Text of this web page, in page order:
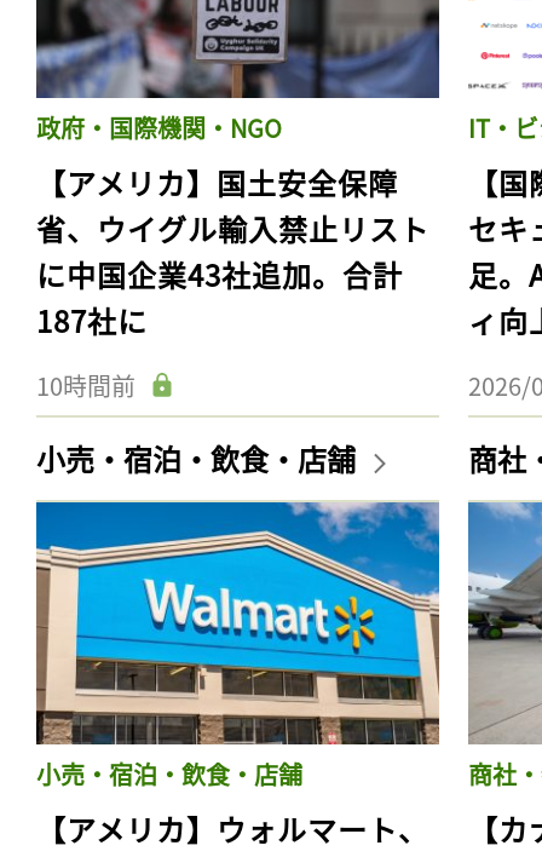
政府・国際機関・NGO
【アメリカ】国土安全保障
省、ウイグル輸入禁止リスト
に中国企業43社追加。合計
187社に
10時間前
IT・
【
セキ
足。
ィ向
2026/
小売・宿泊・飲食・店舗
小売・宿泊・飲食・店舗
【アメリカ】ウォルマート、
商社
商社
【